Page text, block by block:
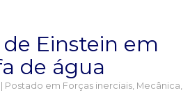
Einstein em
de água
| Postado em Forças inerciais, Mecânica,